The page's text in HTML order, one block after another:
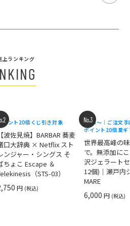
上ランキング
イント20倍 くじ引き対象
【波佐見焼】BARBAR 蕎麦
口大辞典 × Netflix スト
ンジャー・シングス そ
ちょこ Escape ＆
（STS-03）
円 (税込)
No.3
8/18〜｜ご注文手
ポイント20倍 夏
世界最高峰の
で。無添加に
沢ジェラート
12個)｜瀬戸内
MARE
6,000円 (税込)